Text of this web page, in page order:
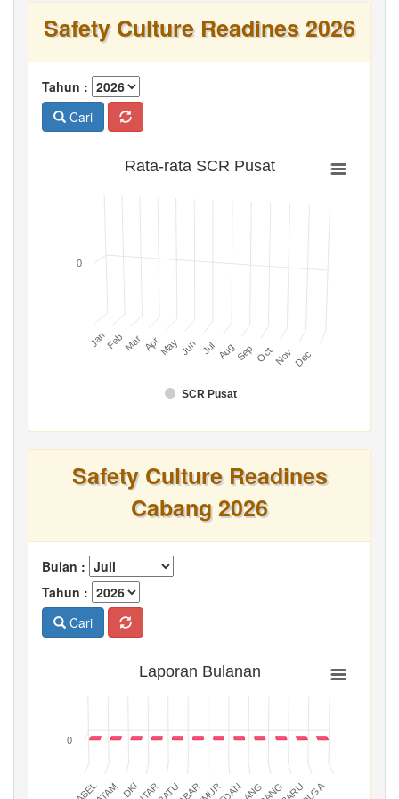
Safety Culture Readines 2026
Tahun :
Cari
Rata-rata SCR Pusat
SCR Pusat
JanFebMar AprMay Jun Jul AugSep OctNovDec
0
Safety Culture Readines
Cabang 2026
Bulan :
Tahun :
Cari
Laporan Bulanan
DKI
0